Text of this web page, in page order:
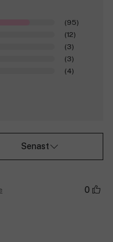
(95)
(12)
(3)
(3)
(4)
Senast
0